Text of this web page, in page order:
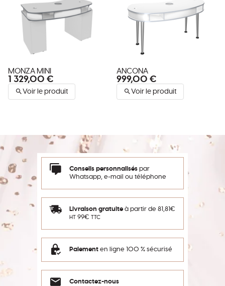
MONZA MINI
1 329,00 €
Voir le produit
ANCONA
999,00 €
Voir le produit
Conseils personnalisés par
Whatsapp, e-mail ou téléphone
Livraison gratuite à partir de 81,81€
HT 99€ TTC
Paiement en ligne 100 % sécurisé
Contactez-nous